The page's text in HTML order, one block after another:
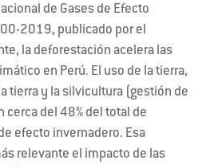
de Gases de Efecto
2019, publicado por el
la deforestación acelera las
en Perú. El uso de la tierra,
tierra y la silvicultura (gestión de
cerca del 48% del total de
efecto invernadero. Esa
relevante el impacto de las